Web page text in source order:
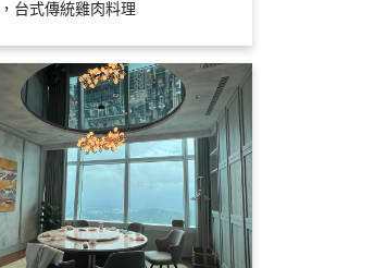
台式傳統雞肉料理